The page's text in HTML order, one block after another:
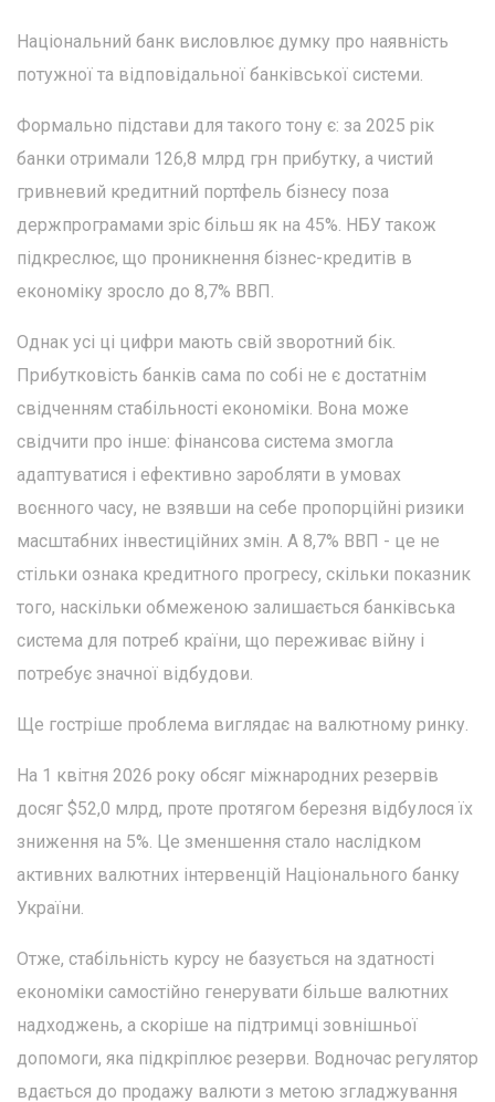
Національний банк висловлює думку про наявність
потужної та відповідальної банківської системи.
Формально підстави для такого тону є: за 2025 рік
банки отримали 126,8 млрд грн прибутку, а чистий
гривневий кредитний портфель бізнесу поза
держпрограмами зріс більш як на 45%. НБУ також
підкреслює, що проникнення бізнес-кредитів в
економіку зросло до 8,7% ВВП.
Однак усі ці цифри мають свій зворотний бік.
Прибутковість банків сама по собі не є достатнім
свідченням стабільності економіки. Вона може
свідчити про інше: фінансова система змогла
адаптуватися і ефективно заробляти в умовах
воєнного часу, не взявши на себе пропорційні ризики
масштабних інвестиційних змін. А 8,7% ВВП - це не
стільки ознака кредитного прогресу, скільки показник
того, наскільки обмеженою залишається банківська
система для потреб країни, що переживає війну і
потребує значної відбудови.
Ще гостріше проблема виглядає на валютному ринку.
На 1 квітня 2026 року обсяг міжнародних резервів
досяг $52,0 млрд, проте протягом березня відбулося їх
зниження на 5%. Це зменшення стало наслідком
активних валютних інтервенцій Національного банку
України.
Отже, стабільність курсу не базується на здатності
економіки самостійно генерувати більше валютних
надходжень, а скоріше на підтримці зовнішньої
допомоги, яка підкріплює резерви. Водночас регулятор
вдається до продажу валюти з метою згладжування